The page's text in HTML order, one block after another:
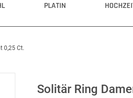
PLATIN
0,25 Ct.
Solitär Ring